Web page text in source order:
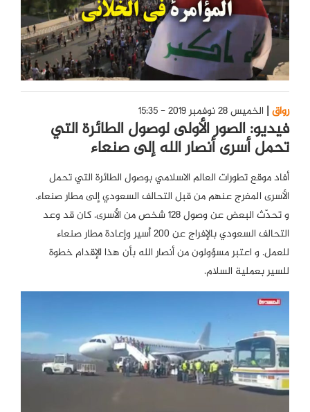
رواق الخميس 28 نوفمبر 2019 - 15:35
فيديو: الصور الأولى لوصول الطائرة التي
تحمل أسرى أنصار الله إلى صنعاء
أفاد موقع تطورات العالم الاسلامي بوصول الطائرة التي تحمل
الأسرى المفرج عنهم من قبل التحالف السعودي إلى مطار صنعاء.
و تحدّث البعض عن وصول 128 شخص من الأسرى. كان قد وعد
التحالف السعودي بالإفراج عن 200 أسير وإعادة مطار صنعاء
للعمل. و اعتبر مسؤولون من أنصار الله بأن هذا الإقدام خطوة
للسير بعملية السلام.